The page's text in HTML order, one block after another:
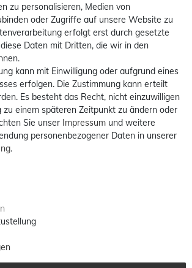
zu personalisieren, Medien von
oder Zugriffe auf unsere Website zu
erfolgt erst durch gesetzte
Daten mit Dritten, die wir in den
kann mit Einwilligung oder aufgrund eines
erfolgen. Die Zustimmung kann erteilt
Es besteht das Recht, nicht einzuwilligen
zu einem späteren Zeitpunkt zu ändern oder
Sie unser Impressum und weitere
personenbezogener Daten in unserer
.